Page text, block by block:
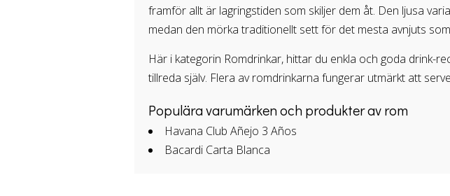
framför allt är lagringstiden som skiljer dem åt. Den ljusa
medan den mörka traditionellt sett för det mesta avnjuts
Här i kategorin Romdrinkar, hittar du enkla och goda drink-
tillreda själv. Flera av romdrinkarna fungerar utmärkt att
Populära varumärken och produkter av rom
Havana Club Añejo 3 Años
Bacardi Carta Blanca